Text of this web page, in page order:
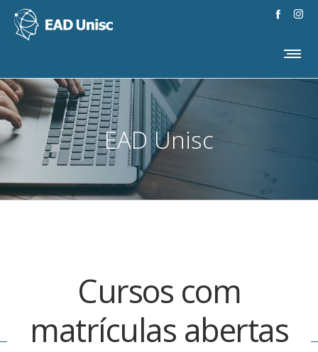
EAD Unisc
Cursos com
matrículas abertas